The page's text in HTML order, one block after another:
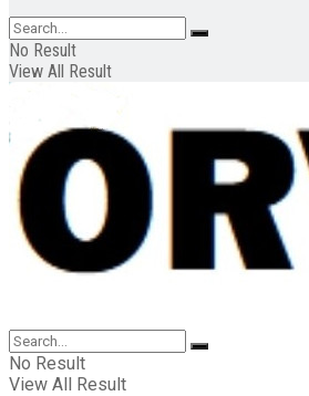
No Result
View All Result
No Result
View All Result